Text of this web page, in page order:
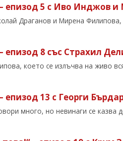
епизод 5 с Иво Инджов
Драганов и Мирена
епизод 8 със Страхил
което се излъчва на живо
епизод 13 с Георги
много, но невинаги се казва